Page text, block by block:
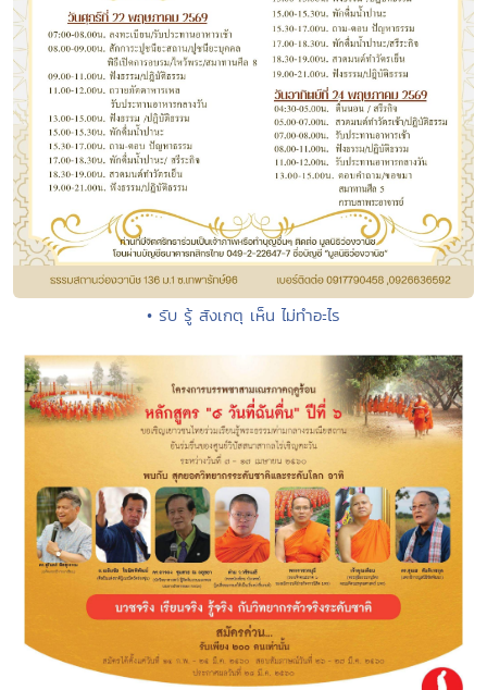
• รับ รู้ สังเกตุ เห็น ไม่ทำอะไร